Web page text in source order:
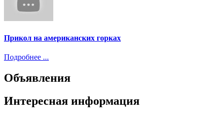
Прикол на американских горках
Подробнее ...
Объявления
Интересная информация